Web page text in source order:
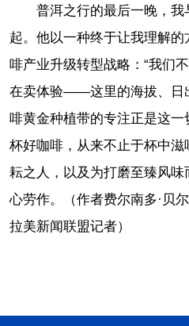
普洱之行的最后一晚，
起。他以一种终于让我理解
啡产业升级转型战略：“我们
在卖体验——这里的海拔、日
啡黄金种植带的专注正是这
杯好咖啡，从来不止于杯中
耘之人，以及为打磨至臻风
心劳作。（作者费尔南多·贝
拉美新闻联盟记者）